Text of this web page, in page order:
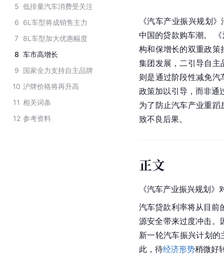
5 低排量汽车消费受关注
6 6L车型将成销售主力
7
8L车型加大优惠幅度
8 车市高增长
9 国家全力支持自主品牌
10 沪牌价格将再升高
11 相关词条
12 参考资料
《汽车产业振兴规划
中国的贷款购车潮。
构和保增长的双重政策
集团发展，二引导自主
则是通过阶段性减免
政策加以引导，而非通
为了防止汽车产业重
致不良后果。
正文
《汽车产业振兴规划
汽车贷款利率将从目前
源安全带来过度冲击。
新一轮汽车振兴计划
此，待经济形势稍微好